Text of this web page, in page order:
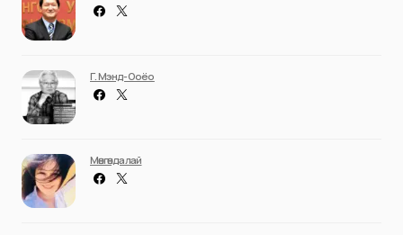
Г. Мэнд-Ооёо
Мөнгөндалай